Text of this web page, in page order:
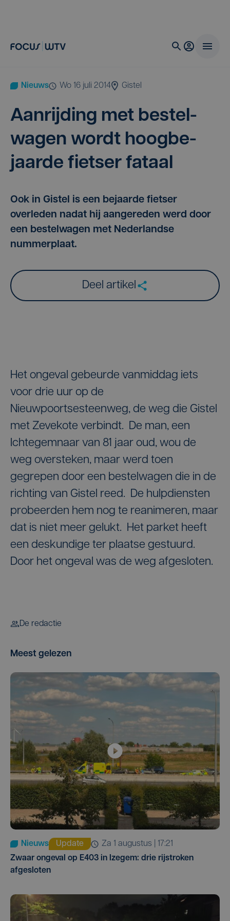
Nieuws wo 16 juli 2014 Gistel
Aan­rij­ding met bestel­
wa­gen wordt hoog­be­
jaar­de fiet­ser fataal
Ook in Gistel is een bejaarde fietser
overleden nadat hij aangereden werd door
een bestelwagen met Nederlandse
nummerplaat.
Deel artikel
Het ongeval gebeurde vanmiddag iets
voor drie uur op de
Nieuwpoortsesteenweg, de weg die Gistel
met Zevekote verbindt. De man, een
Ichtegemnaar van 81 jaar oud, wou de
weg oversteken, maar werd toen
gegrepen door een bestelwagen die in de
richting van Gistel reed. De hulpdiensten
probeerden hem nog te reanimeren, maar
dat is niet meer gelukt. Het parket heeft
een deskundige ter plaatse gestuurd.
Door het ongeval was de weg afgesloten.
De redactie
Meest gelezen
Nieuws Update
za 1 augustus | 17:21
Zwaar ongeval op E403 in Izegem: drie rijstroken
afgesloten